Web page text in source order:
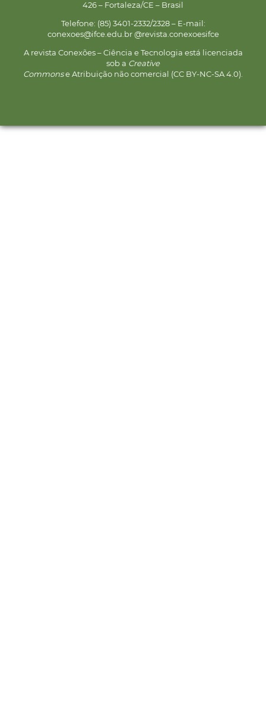
426 – Fortaleza/CE – Brasil
Telefone: (85) 3401-2332/2328 – E-mail:
conexoes@ifce.edu.br @revista.conexoesifce
A revista Conexões – Ciência e Tecnologia está licenciada
sob a Creative
Commonse Atribuição não comercial (CC BY-NC-SA 4.0).